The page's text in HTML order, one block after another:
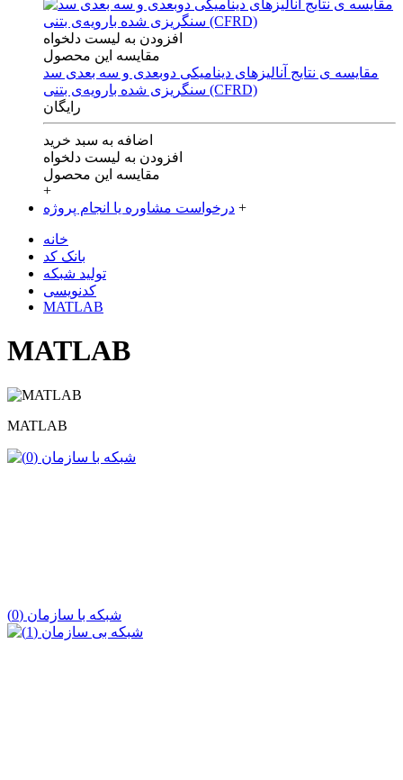
افزودن به لیست دلخواه
مقایسه این محصول
مقایسه ی‌ نتایج آنالیزهای‌ دینامیکی‌ دوبعدی‌ و‌ سه بعدی‌ سد
سنگریزی‌ شده با‌رویه‌ی‌ بتنی‌ (CFRD)
رایگان
اضافه به سبد خرید
افزودن به لیست دلخواه
مقایسه این محصول
+
درخواست مشاوره یا انجام پروژه +
خانه
بانک کد
تولید شبکه
کدنویسی
MATLAB
MATLAB
MATLAB
شبکه با سازمان (0)